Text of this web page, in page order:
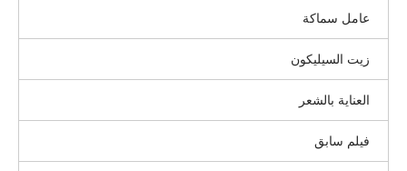
عامل سماكة
زيت السيليكون
العناية بالشعر
فيلم سابق